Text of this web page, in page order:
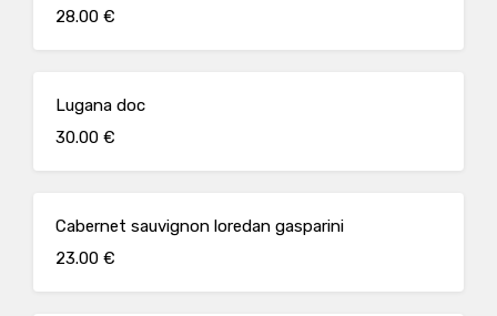
28.00 €
Lugana doc
30.00 €
Cabernet sauvignon loredan gasparini
23.00 €